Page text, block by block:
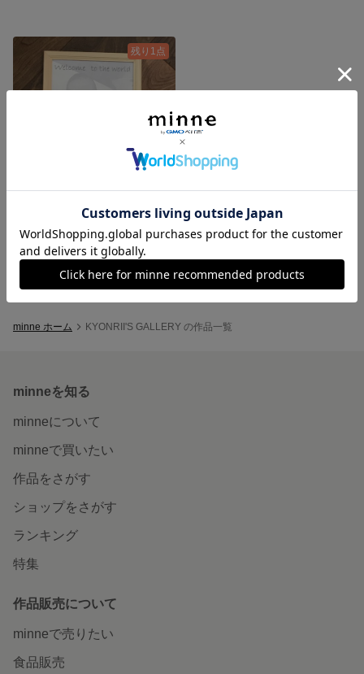
残り1点
メモリアルポスター ベビーポスター
700円
minne ホーム KYONRII'S GALLERY の作品一覧
minneを知る
minneについて
minneで買いたい
作品をさがす
ショップをさがす
ランキング
特集
作品販売について
minneで売りたい
食品販売